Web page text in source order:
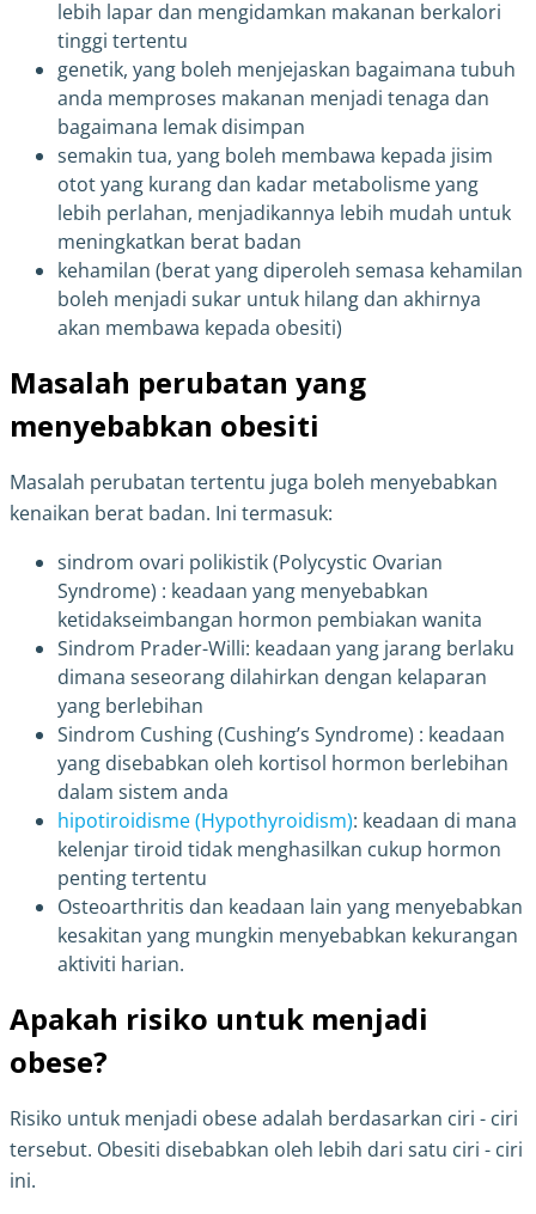
lebih lapar dan mengidamkan makanan berkalori
tinggi tertentu
genetik, yang boleh menjejaskan bagaimana tubuh
anda memproses makanan menjadi tenaga dan
bagaimana lemak disimpan
semakin tua, yang boleh membawa kepada jisim
otot yang kurang dan kadar metabolisme yang
lebih perlahan, menjadikannya lebih mudah untuk
meningkatkan berat badan
kehamilan (berat yang diperoleh semasa kehamilan
boleh menjadi sukar untuk hilang dan akhirnya
akan membawa kepada obesiti)
Masalah perubatan yang
menyebabkan obesiti
Masalah perubatan tertentu juga boleh menyebabkan
kenaikan berat badan. Ini termasuk:
sindrom ovari polikistik (Polycystic Ovarian
Syndrome) : keadaan yang menyebabkan
ketidakseimbangan hormon pembiakan wanita
Sindrom Prader-Willi: keadaan yang jarang berlaku
dimana seseorang dilahirkan dengan kelaparan
yang berlebihan
Sindrom Cushing (Cushing’s Syndrome) : keadaan
yang disebabkan oleh kortisol hormon berlebihan
dalam sistem anda
hipotiroidisme (Hypothyroidism): keadaan di mana
kelenjar tiroid tidak menghasilkan cukup hormon
penting tertentu
Osteoarthritis dan keadaan lain yang menyebabkan
kesakitan yang mungkin menyebabkan kekurangan
aktiviti harian.
Apakah risiko untuk menjadi
obese?
Risiko untuk menjadi obese adalah berdasarkan ciri - ciri
tersebut. Obesiti disebabkan oleh lebih dari satu ciri - ciri
ini.